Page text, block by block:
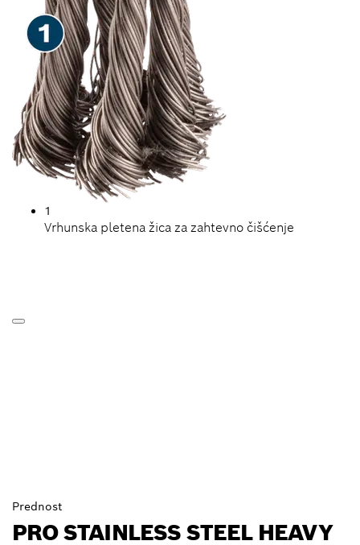
1
Vrhunska pletena žica za zahtevno čišćenje
Prednost
PRO STAINLESS STEEL HEAVY